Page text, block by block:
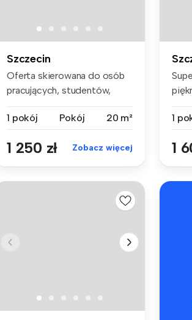
Szczecin
Oferta skierowana do osób
pracujących, studentów,
1 pokój
Pokój 20 m²
1 250 zł Zobacz więcej
1
1